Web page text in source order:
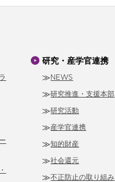
研究・産学官連携
NEWS
研究推進・支援本部
研究活動
産学官連携
知的財産
社会還元
不正防止の取り組み